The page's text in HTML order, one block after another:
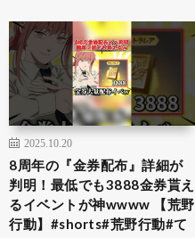
2025.10.20
8周年の『金券配布』詳細が
判明！最低でも3888金券貰え
るイベントが神wwww 【荒野
行動】#shorts#荒野行動#て